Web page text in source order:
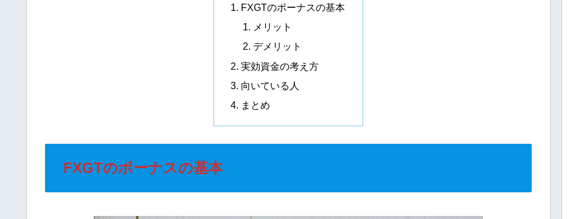
FXGTのボーナスの基本
メリット
デメリット
実効資金の考え方
向いている人
まとめ
FXGTのボーナスの基本